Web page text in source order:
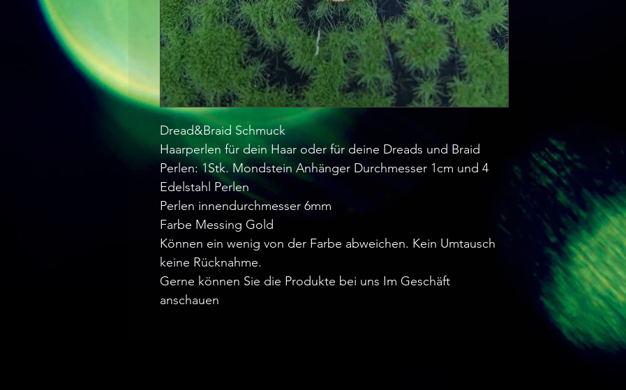
Dread&Braid Schmuck
Haarperlen für dein Haar oder für deine Dreads und Braid
Perlen: 1Stk. Mondstein Anhänger Durchmesser 1cm und 4
Edelstahl Perlen
Perlen innendurchmesser 6mm
Farbe Messing Gold
Können ein wenig von der Farbe abweichen. Kein Umtausch
keine Rücknahme.
Gerne können Sie die Produkte bei uns Im Geschäft
anschauen